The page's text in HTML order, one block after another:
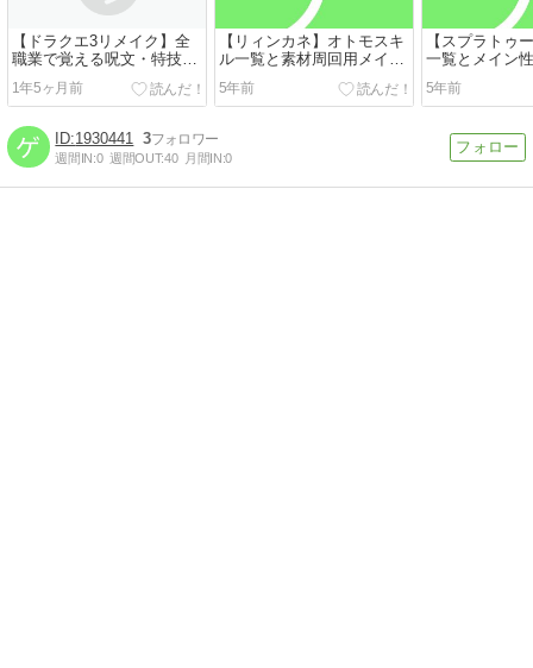
【ドラクエ3リメイク】全
職業で覚える呪文・特技と
習得レベルまとめ
1年5ヶ月前
【リィンカネ】オトモスキ
ル一覧と素材周回用メイン
クエスト
5年前
【スプラトゥ
一覧とメイン
サブ性能アッ
5年前
1930441 3
週間IN:0 週間OUT:40 月間IN:0